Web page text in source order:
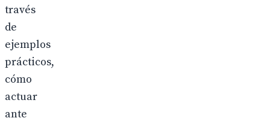
través
de
ejemplos
prácticos,
cómo
actuar
ante